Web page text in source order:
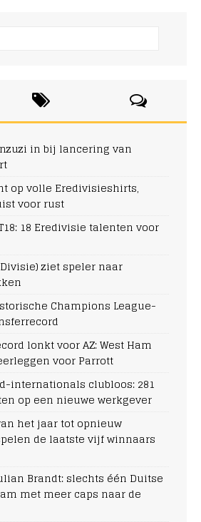
in bij lancering van
op volle Eredivisieshirts,
voor rust
18 Eredivisie talenten voor
ziet speler naar
Champions League-
lonkt voor AZ: West Ham
voor Parrott
internationals clubloos: 281
op een nieuwe werkgever
het jaar tot opnieuw
de laatste vijf winnaars
Brandt: slechts één Duitse
met meer caps naar de